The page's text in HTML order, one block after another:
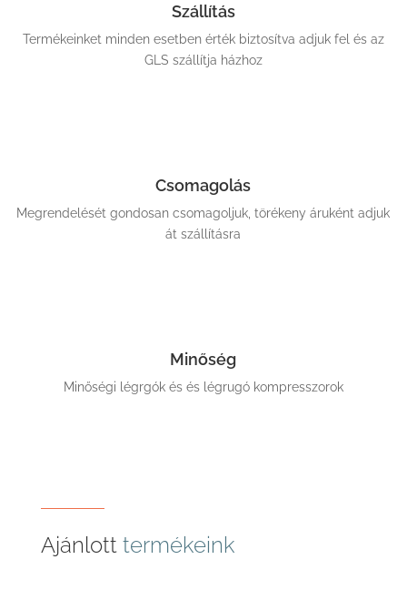
Szállítás
Termékeinket minden esetben érték biztosítva adjuk fel és az
GLS szállítja házhoz
Csomagolás
Megrendelését gondosan csomagoljuk, törékeny áruként adjuk
át szállításra
Minőség
Minőségi légrgók és és légrugó kompresszorok
Ajánlott termékeink